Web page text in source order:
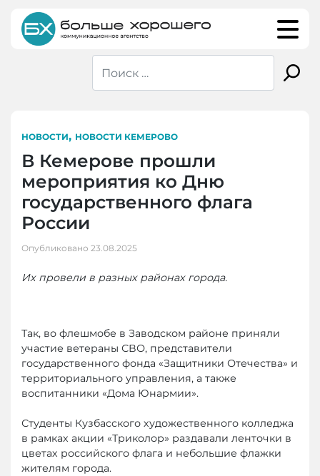
content
НОВОСТИ, НОВОСТИ КЕМЕРОВО
В Кемерове прошли
мероприятия ко Дню
государственного флага
России
Опубликовано 23.08.2025
Их провели в разных районах города.
Так, во флешмобе в Заводском районе приняли
участие ветераны СВО, представители
государственного фонда «Защитники Отечества» и
территориального управления, а также
воспитанники «Дома Юнармии».
Студенты Кузбасского художественного колледжа
в рамках акции «Триколор» раздавали ленточки в
цветах российского флага и небольшие флажки
жителям города.